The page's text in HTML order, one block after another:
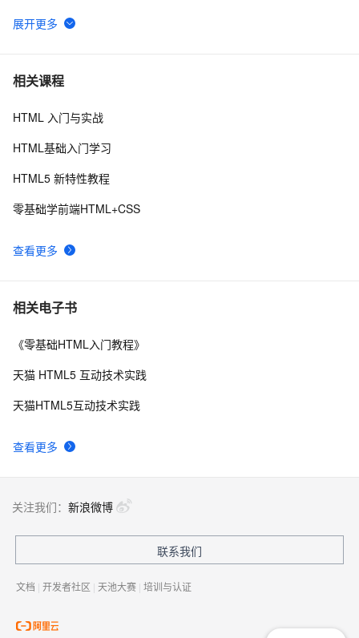
6
html5手机网站需要加的那些meta/link标签，html5
7 【01】完成新年倒计时页面-蛇年新年快乐倒计时领取礼
html5+div+CSS+JavaScript-优雅草卓伊凡-做一条关于新
8
10IIS MIME类型问题(html5 video 本地打开可以，IIS打开
相关课程
查看更多
HTML 入门与实战
HTML基础入门学习
HTML5 新特性教程
零基础学前端HTML+CSS
相关电子书
查看更多
《零基础HTML入门教程》
天猫 HTML5 互动技术实践
天猫HTML5互动技术实践
关注我们： 新浪微博
联系我们
文档 | 开发者社区 | 天池大赛 | 培训与认证